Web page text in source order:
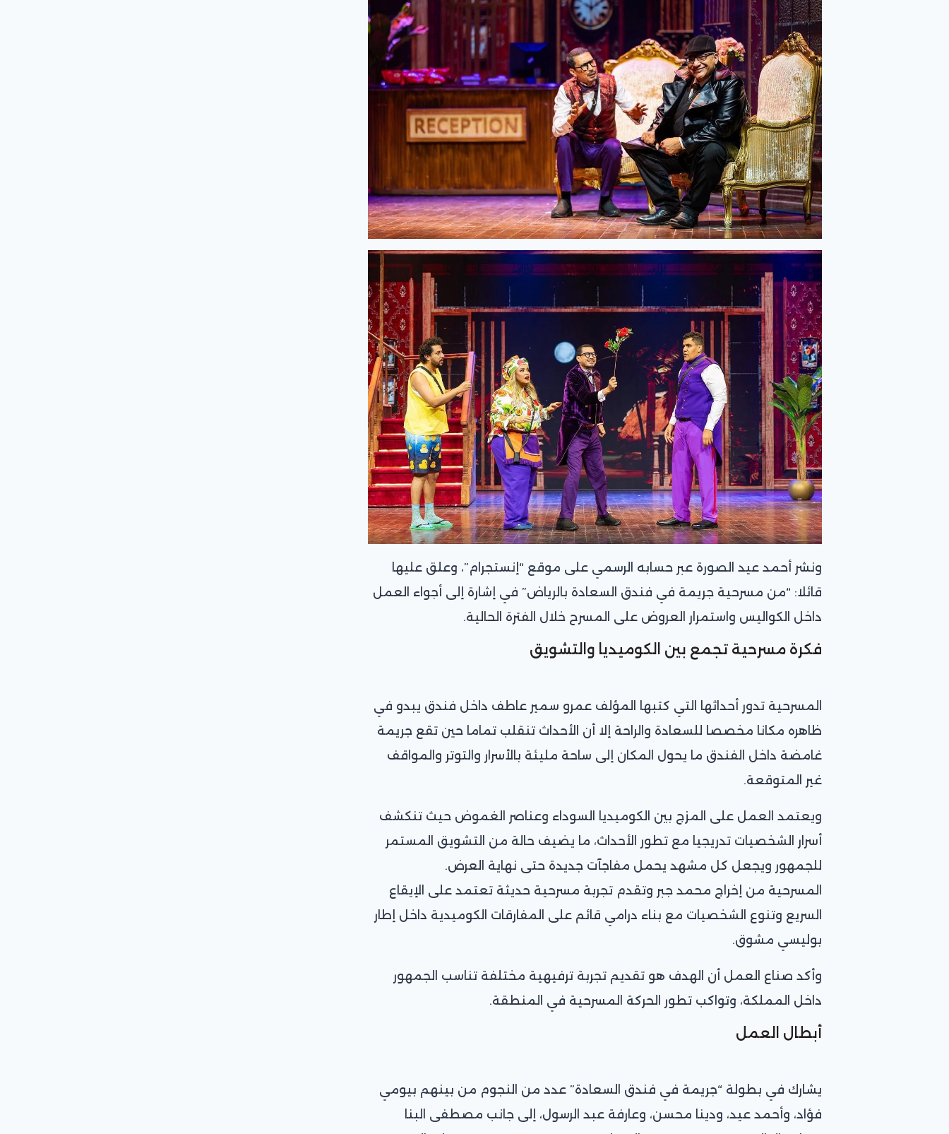
ونشر أحمد عيد الصورة عبر حسابه الرسمي على موقع “إنستجرام”، وعلق عليها
قائلا: “من مسرحية جريمة في فندق السعادة بالرياض” في إشارة إلى أجواء العمل
داخل الكواليس واستمرار العروض على المسرح خلال الفترة الحالية.
فكرة مسرحية تجمع بين الكوميديا والتشويق
المسرحية تدور أحداثها التي كتبها المؤلف عمرو سمير عاطف داخل فندق يبدو في
ظاهره مكانا مخصصا للسعادة والراحة إلا أن الأحداث تنقلب تماما حين تقع جريمة
غامضة داخل الفندق ما يحول المكان إلى ساحة مليئة بالأسرار والتوتر والمواقف
غير المتوقعة.
ويعتمد العمل على المزج بين الكوميديا السوداء وعناصر الغموض حيث تنكشف
أسرار الشخصيات تدريجيا مع تطور الأحداث، ما يضيف حالة من التشويق المستمر
للجمهور ويجعل كل مشهد يحمل مفاجآت جديدة حتى نهاية العرض.
المسرحية من إخراج محمد جبر وتقدم تجربة مسرحية حديثة تعتمد على الإيقاع
السريع وتنوع الشخصيات مع بناء درامي قائم على المفارقات الكوميدية داخل إطار
بوليسي مشوق.
وأكد صناع العمل أن الهدف هو تقديم تجربة ترفيهية مختلفة تناسب الجمهور
داخل المملكة، وتواكب تطور الحركة المسرحية في المنطقة.
أبطال العمل
يشارك في بطولة “جريمة في فندق السعادة” عدد من النجوم من بينهم بيومي
فؤاد، وأحمد عيد، ودينا محسن، وعارفة عبد الرسول، إلى جانب مصطفى البنا